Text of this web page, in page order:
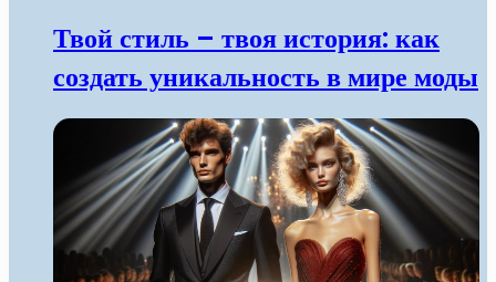
Твой стиль – твоя история: как
создать уникальность в мире моды